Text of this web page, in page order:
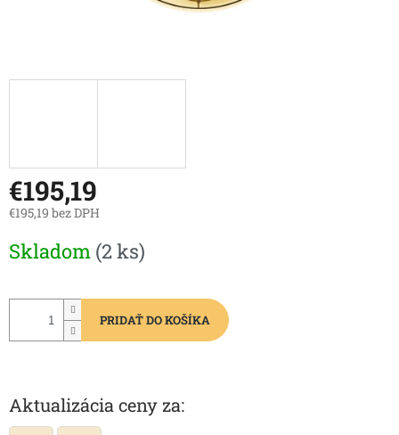
€195,19
€195,19 bez DPH
cena:
Skladom (2 ks)
PRIDAŤ DO KOŠÍKA
Aktualizácia ceny za: